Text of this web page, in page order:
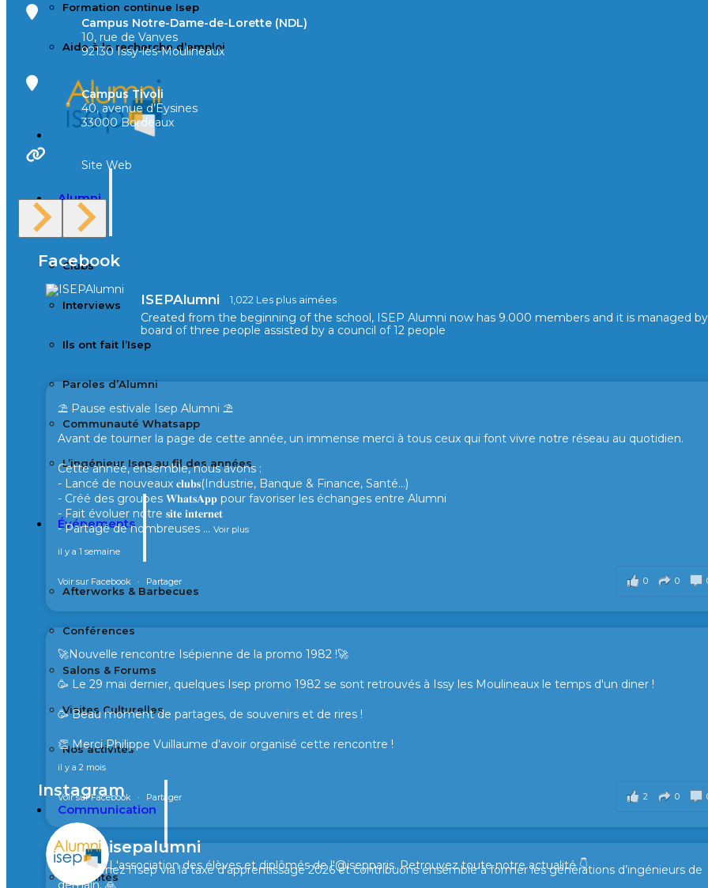
Formation continue Isep
Aide à la recherche d’emploi
Alumni
Clubs
Interviews
Ils ont fait l’Isep
Paroles d’Alumni
Communauté Whatsapp
L’ingénieur Isep au fil des années
Événements
Afterworks & Barbecues
Conférences
Salons & Forums
Visites Culturelles
Nos activités
Communication
Actualités
Campus Notre-Dame-de-Lorette (NDL)
10, rue de Vanves
92130 Issy-les-Moulineaux
Campus Tivoli
40, avenue d’Eysines
33000 Bordeaux
Site Web
Facebook
ISEPAlumni 1,022 Les plus aimées
Created from the beginning of the school, ISEP Alumni now has 9.000 members and it is managed
board of three people assisted by a council of 12 people
⛱️ Pause estivale Isep Alumni ⛱️
Avant de tourner la page de cette année, un immense merci à tous ceux qui font vivre notre réseau au quotidien.
Cette année, ensemble, nous avons :
- Lancé de nouveaux 𝐜𝐥𝐮𝐛𝐬(Industrie, Banque & Finance, Santé...)
- Créé des groupes 𝐖𝐡𝐚𝐭𝐬𝐀𝐩𝐩 pour favoriser les échanges entre Alumni
- Fait évoluer notre 𝐬𝐢𝐭𝐞 𝐢𝐧𝐭𝐞𝐫𝐧𝐞𝐭
- Partagé de nombreuses ... Voir plus
il y a 1 semaine
0 0
Voir sur Facebook · Partager
🚀Nouvelle rencontre Isépienne de la promo 1982 !🚀
🥳 Le 29 mai dernier, quelques Isep promo 1982 se sont retrouvés à Issy les Moulineaux le temps d'un diner !
🥳 Beau moment de partages, de souvenirs et de rires !
👏 Merci Philippe Vuillaume d'avoir organisé cette rencontre !
il y a 2 mois
2 0
Voir sur Facebook · Partager
🙏 Soutenez l’Isep via la taxe d’apprentissage 2026 et contribuons ensemble à former les générations d’ingénieurs de
demain. 🙏
Instagram
isepalumni
L'association des élèves et diplômés de l'@isepparis.Retrouvez toute notre actualité 👇